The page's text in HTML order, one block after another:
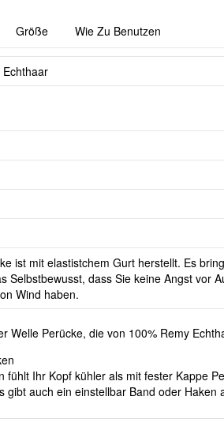
Größe Wie Zu Benutzen
Echthaar
ist mit elastistchem Gurt herstellt. Es
Selbstbewusst, dass Sie keine Angst vor
Wind haben.
Welle Perücke, die von 100% Remy
fühlt Ihr Kopf kühler als mit fester Kappe
gibt auch ein einstellbar Band oder